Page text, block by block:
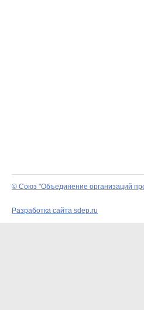
© Союз "Объединение организаций
Разработка сайта sdep.ru